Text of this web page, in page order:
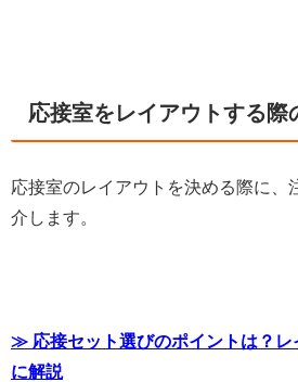
応接室をレイアウトする際
応接室のレイアウトを決める際に、
介します。
≫ 応接セット選びのポイントは？レ
に解説